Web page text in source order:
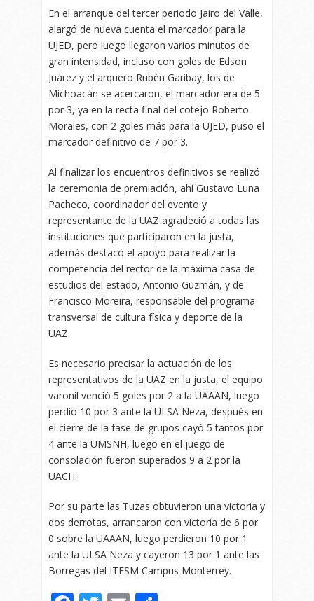
En el arranque del tercer periodo Jairo del Valle,
alargó de nueva cuenta el marcador para la
UJED, pero luego llegaron varios minutos de
gran intensidad, incluso con goles de Edson
Juárez y el arquero Rubén Garibay, los de
Michoacán se acercaron, el marcador era de 5
por 3, ya en la recta final del cotejo Roberto
Morales, con 2 goles más para la UJED, puso el
marcador definitivo de 7 por 3.
Al finalizar los encuentros definitivos se realizó
la ceremonia de premiación, ahí Gustavo Luna
Pacheco, coordinador del evento y
representante de la UAZ agradeció a todas las
instituciones que participaron en la justa,
además destacó el apoyo para realizar la
competencia del rector de la máxima casa de
estudios del estado, Antonio Guzmán, y de
Francisco Moreira, responsable del programa
transversal de cultura física y deporte de la
UAZ.
Es necesario precisar la actuación de los
representativos de la UAZ en la justa, el equipo
varonil venció 5 goles por 2 a la UAAAN, luego
perdió 10 por 3 ante la ULSA Neza, después en
el cierre de la fase de grupos cayó 5 tantos por
4 ante la UMSNH, luego en el juego de
consolación fueron superados 9 a 2 por la
UACH.
Por su parte las Tuzas obtuvieron una victoria y
dos derrotas, arrancaron con victoria de 6 por
0 sobre la UAAAN, luego perdieron 10 por 1
ante la ULSA Neza y cayeron 13 por 1 ante las
Borregas del ITESM Campus Monterrey.